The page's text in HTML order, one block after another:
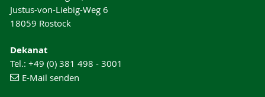
Justus-von-Liebig-Weg 6
18059 Rostock
Dekanat
Tel.: +49 (0) 381 498 - 3001
E-Mail senden